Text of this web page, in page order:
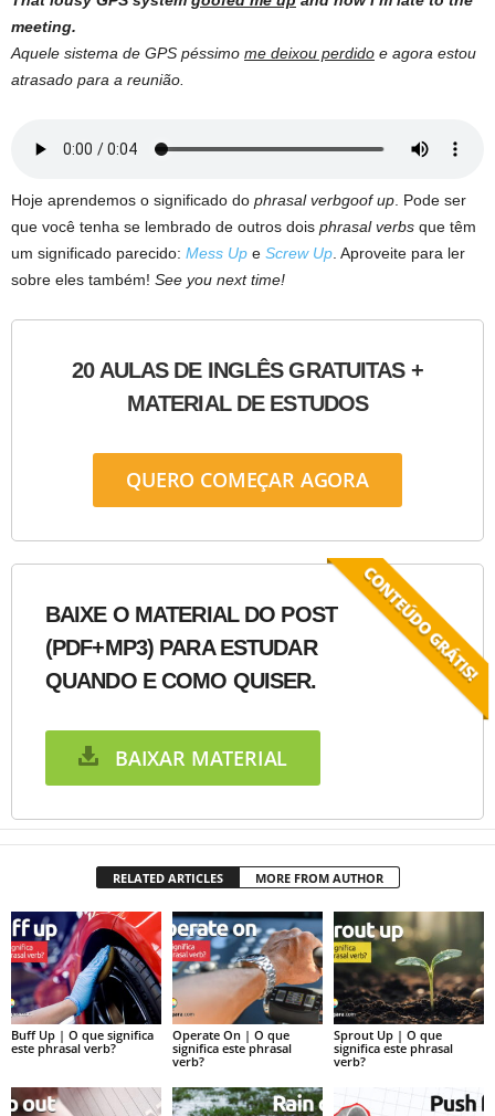
meeting.
Aquele sistema de GPS péssimo me deixou perdido e agora estou
atrasado para a reunião.
Hoje aprendemos o significado do phrasal verbgoof up . Pode ser
que você tenha se lembrado de outros dois phrasal verbs que têm
um significado parecido: Mess Up e Screw Up . Aproveite para ler
sobre eles também! See you next time!
20 AULAS DE INGLÊS GRATUITAS +
MATERIAL DE ESTUDOS
QUERO COMEÇAR AGORA
BAIXE O MATERIAL DO POST
(PDF+MP3) PARA ESTUDAR
QUANDO E COMO QUISER.
BAIXAR MATERIAL
RELATED ARTICLES MORE FROM AUTHOR
Buff Up | O que significa
este phrasal verb?
Operate On | O que
significa este phrasal
verb?
Sprout Up | O que
significa este phrasal
verb?